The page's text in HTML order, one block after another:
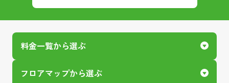
料金一覧から選ぶ
フロアマップから選ぶ